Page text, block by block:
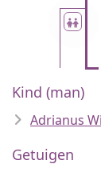
Kind (man)
Adrianus
Getuigen